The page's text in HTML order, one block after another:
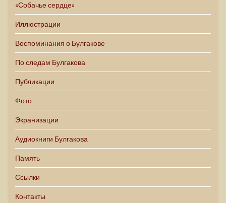
«Собачье сердце»
Иллюстрации
Воспоминания о Булгакове
По следам Булгакова
Публикации
Фото
Экранизации
Аудиокниги Булгакова
Память
Ссылки
Контакты